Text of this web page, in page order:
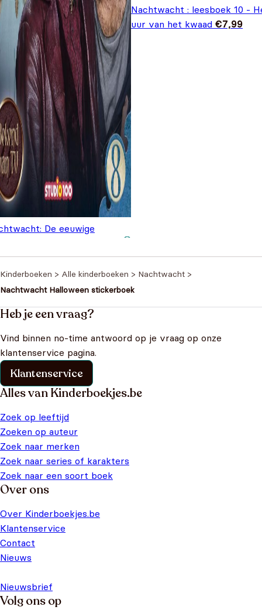
De eeuwige
Nachtwacht : leesboek 10 -
uur van het kwaad €7,99
Kinderboeken > Alle kinderboeken > Nachtwacht >
Nachtwacht Halloween stickerboek
Heb je een vraag?
Vind binnen no-time antwoord op je vraag op onze
klantenservice pagina.
Klantenservice
Alles van Kinderboekjes.be
Zoek op leeftijd
Zoeken op auteur
Zoek naar merken
Zoek naar series of karakters
Zoek naar een soort boek
Over ons
Over Kinderboekjes.be
Klantenservice
Contact
Nieuws
Nieuwsbrief
Volg ons op